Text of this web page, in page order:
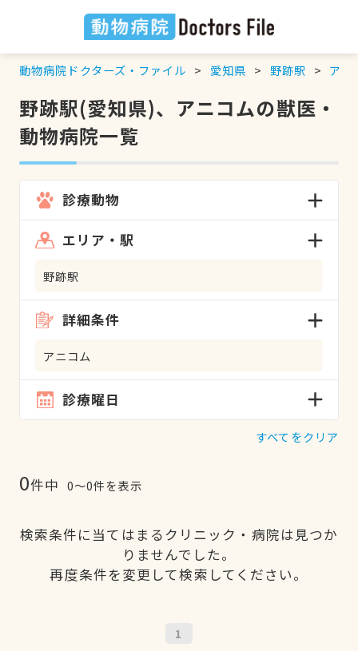
動物病院ドクターズ・ファイル 愛知県 野跡駅 アニ
野跡駅(愛知県)、アニコムの獣医・
動物病院一覧
診療動物
エリア・駅
野跡駅
詳細条件
アニコム
診療曜日
すべてをクリア
0件中 0〜0件を表示
検索条件に当てはまるクリニック・病院は見つか
りませんでした。
再度条件を変更して検索してください。
1